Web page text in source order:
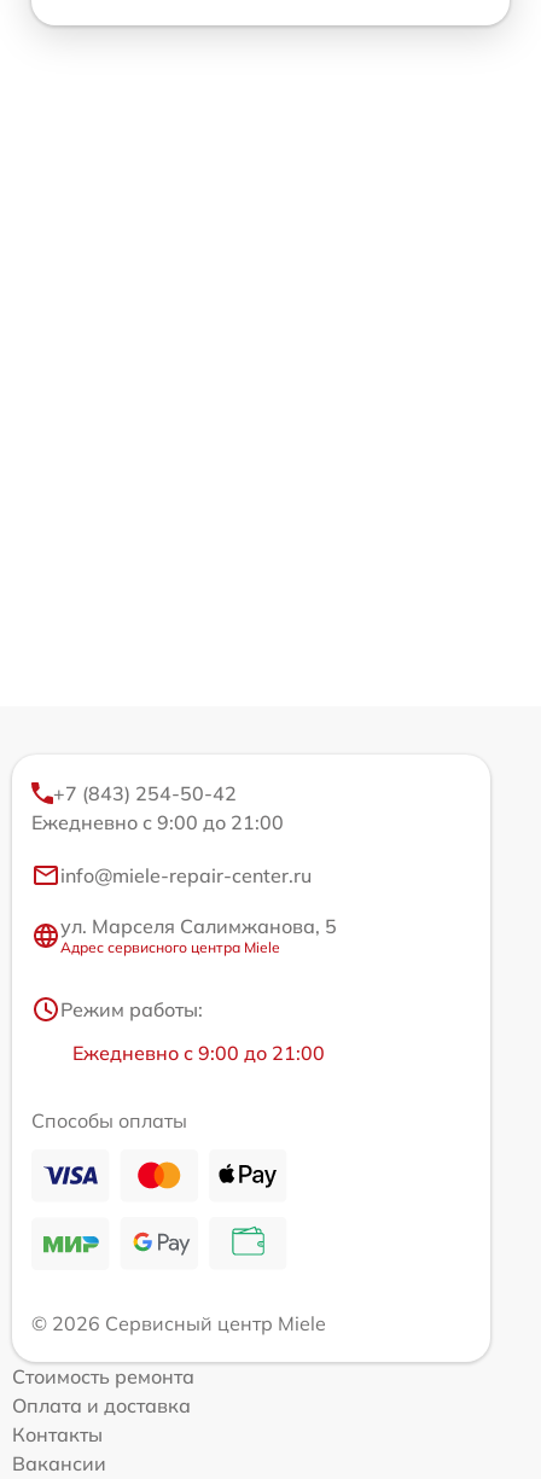
+7 (843) 254-50-42
Ежедневно с 9:00 до 21:00
info@miele-repair-center.ru
ул. Марселя Салимжанова, 5
Адрес сервисного центра Miele
Режим работы:
Ежедневно с 9:00 до 21:00
Способы оплаты
© 2026 Сервисный центр Miele
Стоимость ремонта
Оплата и доставка
Контакты
Вакансии